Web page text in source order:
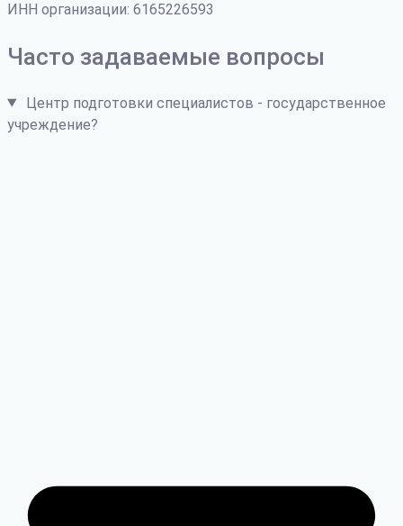
ИНН организации: 6165226593
Часто задаваемые вопросы
Центр подготовки специалистов - государственное
учреждение?